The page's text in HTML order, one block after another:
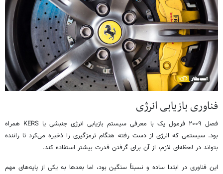
فناوری بازیابی انرژی
فصل ۲۰۰۹ فرمول یک با معرفی سیستم بازیابی انرژی جنبشی یا KERS همراه
بود. سیستمی که انرژی از دست رفته هنگام ترمزگیری را ذخیره می‌کرد تا راننده
بتواند در لحظه‌ای لازم، از آن برای گرفتن قدرت بیشتر استفاده کند.
این فناوری در ابتدا ساده و نسبتاً سنگین بود، اما بعدها به یکی از پایه‌های مهم